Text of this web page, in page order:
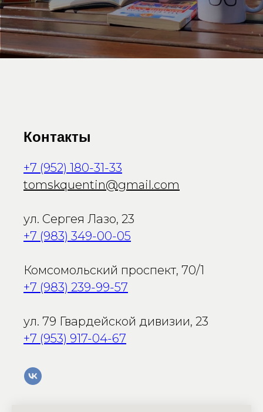
Контакты
+7 (952) 180-31-33
tomskquentin@gmail.com
ул. Сергея Лазо, 23
+7 (983) 349-00-05
Комсомольский проспект, 70/1
+7 (983) 239-99-57
ул. 79 Гвардейской дивизии, 23
+7 (953) 917-04-67